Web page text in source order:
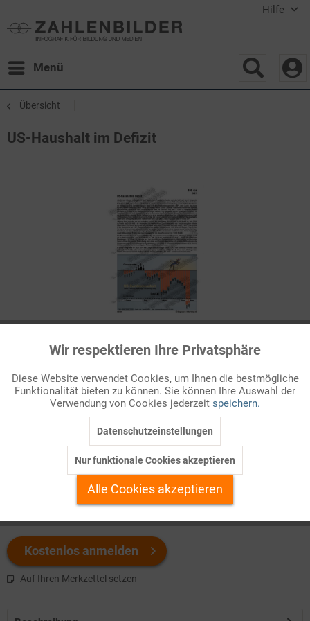
Hilfe
Menü
Übersicht
US-Haushalt im Defizit
Infografik Nr. 856125
Das ZAHLENBILD stellt den US-Haushalt seit 1993 dar und
liefert Erklärungen für die zumeist jährlichen Defizite. Direkt
herunterladen!
Welchen Download brauchen Sie?
s/w-Version
Kostenlos anmelden
Auf Ihren Merkzettel setzen
Funktionale Aktiv
Marketing Inaktiv
Personalisierung Inaktiv
Service
Wir respektieren Ihre Privatsphäre
Diese Website verwendet Cookies, um Ihnen die bestmögliche
Funktionalität bieten zu können. Sie können Ihre Auswahl der
Verwendung von Cookies jederzeit speichern.
Datenschutzeinstellungen
Nur funktionale Cookies akzeptieren
Alle Cookies akzeptieren